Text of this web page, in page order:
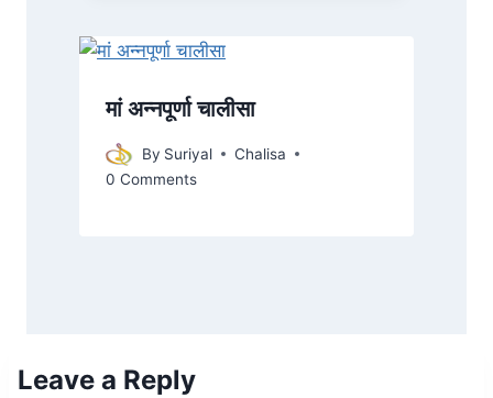
मां अन्नपूर्णा चालीसा
By Suriyal
Chalisa
0 Comments
Leave a Reply